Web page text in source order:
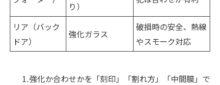
り）
リア（バック
ドア）
強化ガラス
破損時の安全、熱線
やスモーク対応
強化か合わせかを「刻印」「割れ方」「中間膜」で